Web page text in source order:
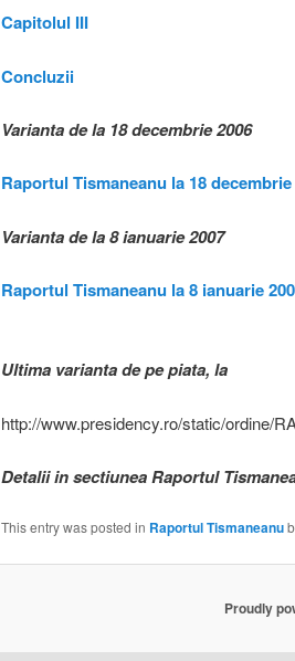
Capitolul III
Concluzii
Varianta de la 18 decembrie 2006
Raportul Tismaneanu la 18 decembrie
Varianta de la 8 ianuarie 2007
Raportul Tismaneanu la 8 ianuarie
Ultima varianta de pe piata, la
http://www.presidency.ro/static/ordine/
Detalii in sectiunea Raportul
This entry was posted in Raportul Tismaneanu
Proudly